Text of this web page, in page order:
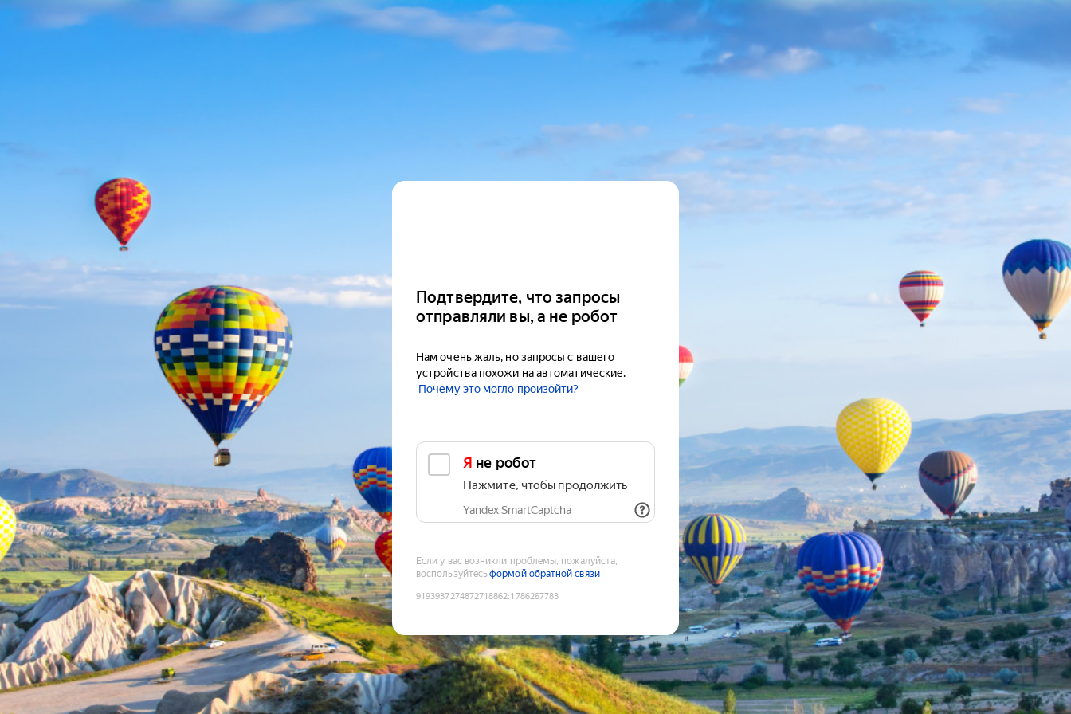
Подтвердите, что запросы
отправляли вы, а не робот
Нам очень жаль, но запросы с вашего
устройства похожи на автоматические.
Почему это могло произойти?
Я не робот
Нажмите, чтобы продолжить
Yandex SmartCaptcha
Если у вас возникли проблемы, пожалуйста,
воспользуйтесьформой обратной связи
9193937274872718862:1786267783